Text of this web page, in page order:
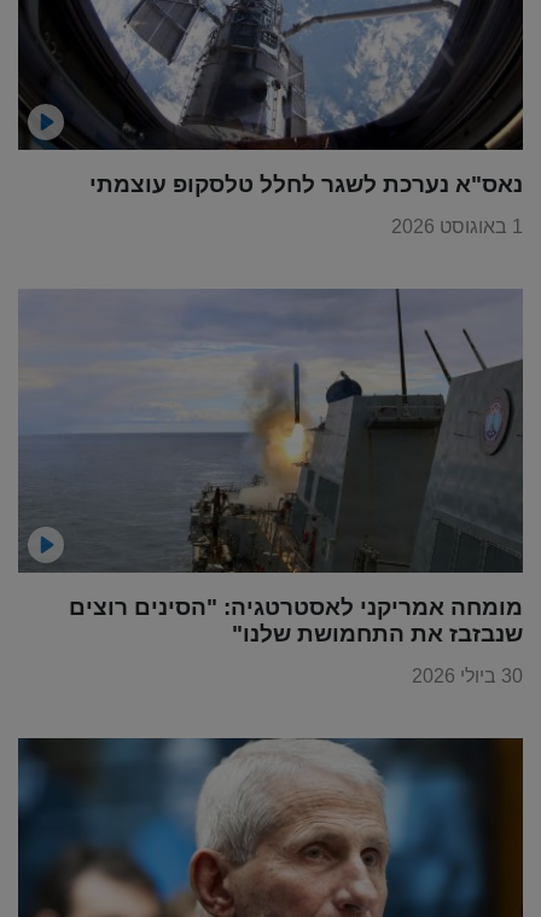
נאס"א נערכת לשגר לחלל טלסקופ עוצמתי
1 באוגוסט 2026
מומחה אמריקני לאסטרטגיה: "הסינים רוצים
שנבזבז את התחמושת שלנו"
30 ביולי 2026